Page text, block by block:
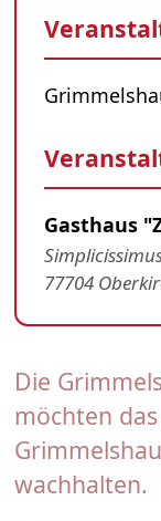
Die
möchten
wachhalten.
Gasthaus
77704